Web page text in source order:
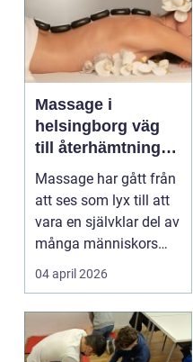
Massage i
helsingborg väg
till återhämtning
och hållbar hälsa
Massage har gått från
att ses som lyx till att
vara en självklar del av
många människors
friskvård. ...
04 april 2026